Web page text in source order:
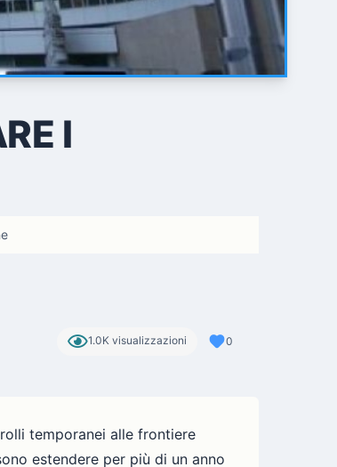
I
1.0K visualizzazioni 0
temporanei alle frontiere
estendere per più di un anno